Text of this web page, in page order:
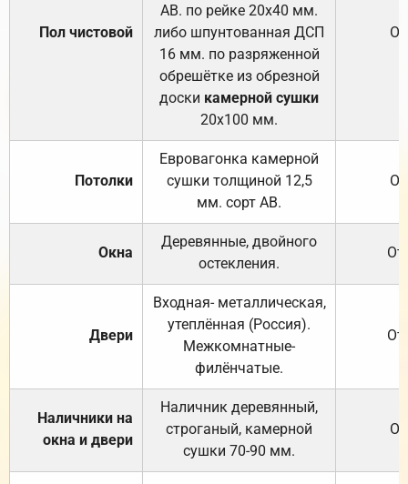
Пол чистовой
АВ. по рейке 20х40 мм.
либо шпунтованная ДСП
16 мм. по разряженной
обрешётке из обрезной
доски камерной сушки
20х100 мм.
Потолки
Евровагонка камерной
сушки толщиной 12,5
мм. сорт АВ.
Окна
Деревянные, двойного
остекления.
Двери
Входная- металлическая,
утеплённая (Россия).
Межкомнатные-
филёнчатые.
Наличники на
окна и двери
Наличник деревянный,
строганый, камерной
сушки 70-90 мм.